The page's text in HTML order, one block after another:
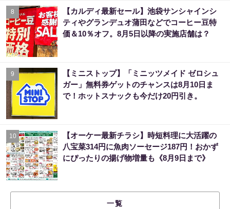
8
【カルディ最新セール】池袋サンシャインシ
ティやグランデュオ蒲田などでコーヒー豆特
価＆10％オフ。8月5日以降の実施店舗は？
9
【ミニストップ】「ミニッツメイド ゼロシュ
ガー」無料券ゲットのチャンスは8月10日ま
で！ホットスナックも今だけ20円引き。
10
【オーケー最新チラシ】時短料理に大活躍の
八宝菜314円に魚肉ソーセージ187円！おかず
にぴったりの揚げ物増量も《8月9日まで》
一覧